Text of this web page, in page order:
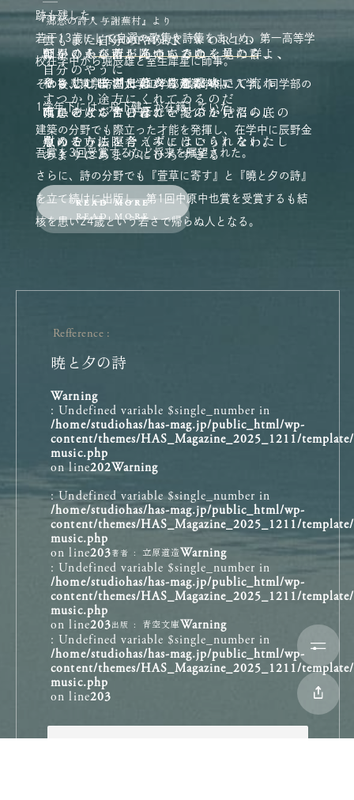
跡も残した。
若干13歳にして自選の歌集や詩集をまとめ、第一高等学
校在学中から堀辰雄と室生犀星に師事。
その後、東京帝国大学工学部建築学科に入学。同学部の
1学年下には、丹下健三が在籍していた。
建築の分野でも際立った才能を発揮し、在学中に辰野金
吾賞を3回受賞するなど将来を嘱望された。
さらに、詩の分野でも『萱草に寄す』と『曉と夕の詩』
を立て続けに出版し、第1回中原中也賞を受賞するも結
核を患い24歳という若さで帰らぬ人となる。
Refference
暁と夕の詩
Warning
: Undefined variable $single_number in
/home/studiohas/has-mag.jp/public_html/wp-
content/themes/HAS_Magazine_2025_1211/
music.php
on line202Warning
: Undefined variable $single_number in
/home/studiohas/has-mag.jp/public_html/wp-
content/themes/HAS_Magazine_2025_1211/
music.php
on line203著者 立原道造Warning
: Undefined variable $single_number in
/home/studiohas/has-mag.jp/public_html/wp-
content/themes/HAS_Magazine_2025_1211/
music.php
on line203出版 青空文庫Warning
: Undefined variable $single_number in
/home/studiohas/has-mag.jp/public_html/wp-
content/themes/HAS_Magazine_2025_1211/
music.php
on line203
雲もまた自分のやうだ
自分のやうに
すつかり途方にくれてゐるのだ
あまりにあまりにひろすぎる
涯のない蒼空なので
にこにことして
ひよつこりとでてきませんか
read more
『郷愁の詩人 与謝蕪村』より
ほかの人が苦しんでいるのを見たら、
私も悲しまずにはいられない。
ほかの人が苦しんでいるのを見たら、
慰める方法を考えずにはいられない。
涙がこぼれ落ちるのを見たら、
同じ気持ちにならずにはいられない。
悲しみで胸がいっぱいにならずにはいら
子どもが幼い恐怖にうめき苦しんている
のに、
母親は黙ってそれを聞いていることがで
きるだろうか。
いやいやそんなことはできはしない。
決してできるわけがない。
まして私たちみなに微笑みかけて下さる
方が、
鷦鷯の小さな悲しみを聞き
小鳥たちの憂いや悩みを聞き
子どもたち哀れな様子を聞いたら、
read more
朝早くから雨が降つてゐた
そして 暗い日暮れに風が吹いて流れ
雨にとけこむ日暮れを泥ぶかい沼の底の
魚のやうに
私と私の妻がゐる 私は二階の書斎に
妻は台所にゐる
一人の人もゐない、犬も通らない丁度ま
街路樹も緑色ではなく
敷石も古るぼけて霧のやうなものにさへ
ぎられてゐる
どことなく顔のやうな街です
風も雨も陽も
ひよつとすると空もない平らな腐れた花
の匂ひのする街です
何時頃から人が居なくなつたのか
何故居なくなつたのか
少しもわからない街です
それは
read more
野をひそひそとあゆんでゆく羊の群よ、
やさしげに湖上の夕月を眺めて
嘆息をもらすのは、
なんといふ瞑合（みょうごう）をわたし
の心にもつてくるだろう。
紫の角を持つた羊のむれ、
夕月はめぐみをこぼす……
read more
ANOTHER WORLD